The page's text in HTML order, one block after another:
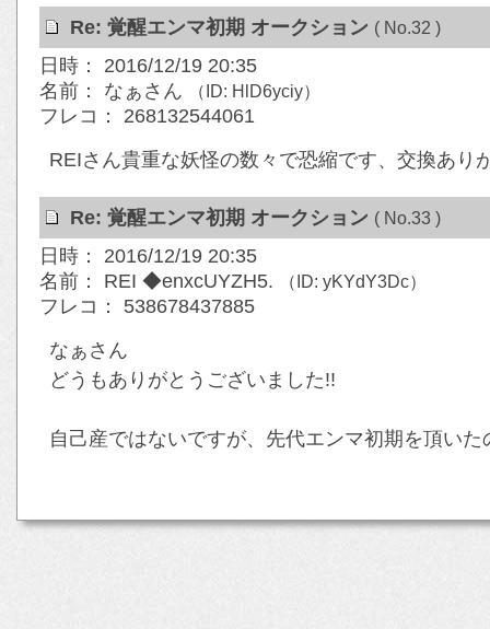
Re: 覚醒エンマ初期 オークション ( No.32 )
日時： 2016/12/19 20:35
名前： なぁさん
（ID: HlD6yciy）
フレコ： 268132544061
REIさん貴重な妖怪の数々で恐縮です、交換あ
Re: 覚醒エンマ初期 オークション ( No.33 )
日時： 2016/12/19 20:35
名前： REI ◆enxcUYZH5.
（ID: yKYdY3Dc）
フレコ： 538678437885
なぁさん
どうもありがとうございました!!
自己産ではないですが、先代エンマ初期を頂い